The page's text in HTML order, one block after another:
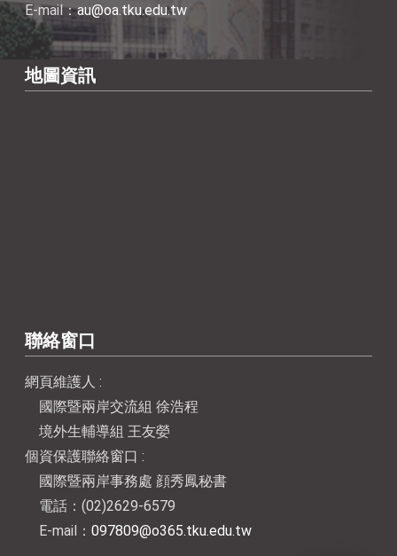
E-mail：au@oa.tku.edu.tw
地圖資訊
聯絡窗口
網頁維護人 :
國際暨兩岸交流組 徐浩程
境外生輔導組 王友嫈
個資保護聯絡窗口 :
國際暨兩岸事務處 顔秀鳳秘書
電話：(02)2629-6579
E-mail： 097809@o365.tku.edu.tw